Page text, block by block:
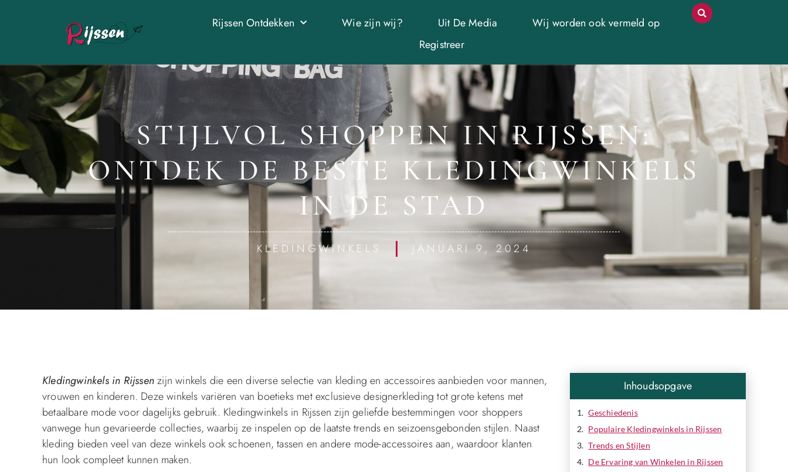
Rijssen Ontdekken Wie zijn wij? Uit De Media
Wij worden ook vermeld op
Registreer
STIJLVOL SHOPPEN IN RIJSSEN:
ONTDEK DE BESTE KLEDINGWINKELS
IN DE STAD
KLEDINGWINKELS JANUARI 9, 2024
Kledingwinkels in Rijssenzijn winkels die een diverse selectie van kleding en accessoires aanbieden voor mannen,
vrouwen en kinderen. Deze winkels variëren van boetieks met exclusieve designerkleding tot grote ketens met
betaalbare mode voor dagelijks gebruik. Kledingwinkels in Rijssen zijn geliefde bestemmingen voor shoppers
vanwege hun gevarieerde collecties, waarbij ze inspelen op de laatste trends en seizoensgebonden stijlen. Naast
kleding bieden veel van deze winkels ook schoenen, tassen en andere mode-accessoires aan, waardoor klanten
hun look compleet kunnen maken.
Inhoudsopgave
Geschiedenis
Populaire Kledingwinkels in Rijssen
Trends en Stijlen
De Ervaring van Winkelen in Rijssen